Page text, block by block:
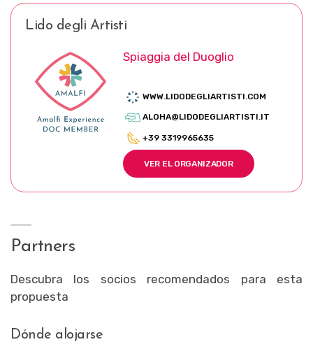
Lido degli Artisti
Spiaggia del Duoglio
WWW.LIDODEGLIARTISTI.COM
ALOHA@LIDODEGLIARTISTI.IT
+39 3319965635
VER EL ORGANIZADOR
Partners
Descubra los socios recomendados para esta
propuesta
Dónde alojarse